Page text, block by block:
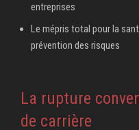
entreprises
Le mépris total pour la
prévention des risques
La rupture
de carrière